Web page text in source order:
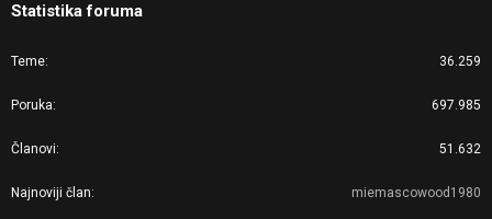
Statistika foruma
Teme 36.259
Poruka 697.985
Članovi 51.632
Najnoviji član miemascowood1980